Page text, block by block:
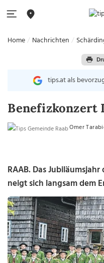
Home Nachrichten
tips.at als
Benefizkonzert
Omer
RAAB. Das
neigt sich langsam dem